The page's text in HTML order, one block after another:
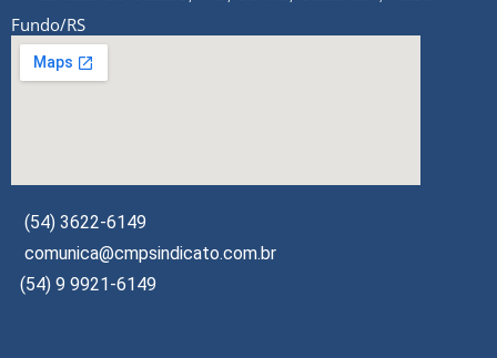
Fundo/RS
(54) 3622-6149
comunica@cmpsindicato.com.br
(54) 9 9921-6149